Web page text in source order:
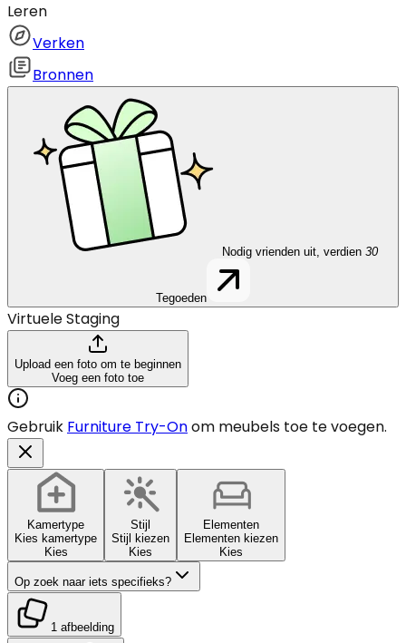
Leren
Verken
Bronnen
Nodig vrienden uit, verdien 30
Tegoeden
Virtuele Staging
Upload een foto om te beginnen
Voeg een foto toe
Gebruik Furniture Try-Onom meubels toe te voegen.
Kamertype
Kies kamertype
Kies
Stijl
Stijl kiezen
Kies
Elementen
Elementen kiezen
Kies
Op zoek naar iets specifieks?
1 afbeelding